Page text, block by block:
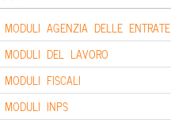
MODULI AGENZIA DELLE ENTRATE
MODULI DEL LAVORO
MODULI FISCALI
MODULI INPS